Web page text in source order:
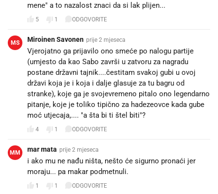
mene" a to nazalost znaci da si lak plijen...
5 1 ODGOVORITE
MS Miroinen Savonen prije 2 mjeseca
Vjerojatno ga prijavilo ono smeće po nalogu partije
(umjesto da kao Sabo završi u zatvoru za nagradu
postane državni tajnik....čestitam svakoj gubi u ovoj
državi koja je i koja i dalje glasuje za tu bagru od
stranke), koje ga je svojevremeno pitalo ono legendarno
pitanje, koje je toliko tipično za hadezeovce kada gube
moć utjecaja,.... "a šta bi ti štel biti"?
4 1 ODGOVORITE
MM mar mata prije 2 mjeseca
i ako mu ne nađu ništa, nešto će sigurno pronaći jer
moraju... pa makar podmetnuli.
1 1 ODGOVORITE